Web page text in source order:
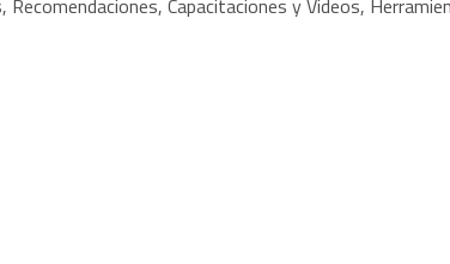
Capacitaciones y Videos,